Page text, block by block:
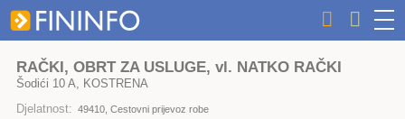
RAČKI, OBRT ZA USLUGE, vl. NATKO RAČKI
Šodići 10 A, KOSTRENA
Djelatnost: 49410, Cestovni prijevoz robe